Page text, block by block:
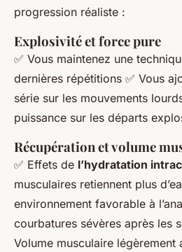
progression réaliste :
Explosivité et force pure
✅ Vous maintenez une
dernières répétitions ✅ Vous
série sur les mouvements
puissance sur les départs
Récupération et volume
✅ Effets de l’hydratation
musculaires retiennent plus
environnement favorable à
courbatures sévères après les
Volume musculaire légèrement